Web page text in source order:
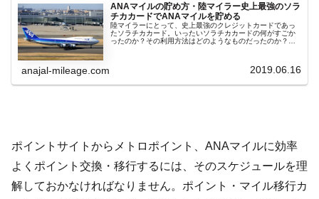
ANAマイルの貯め方・陸マイラー史上最強のソラ
チカカードでANAマイルを貯める
陸マイラーにとって、史上最強のクレジットカードであっ
たソラチカカード。いったいソラチカカードの何がすごか
ったのか？その利用方法はどのようなものだったのか？
anajal-mileage.com 2019.06.16
ポイントサイトからメトロポイント、ANAマイルに効率
よくポイント交換・移行するには、そのスケジュールを理
解しておかなければなりません。ポイント・マイル移行カ